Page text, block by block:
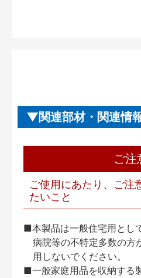
関連部材・関連情
ご注
ご使用にあたり、ご注
たいこと
■本製品は一般住宅用とし
病院等の不特定多数の方
用しないでください。
■一般家庭用品を収納する